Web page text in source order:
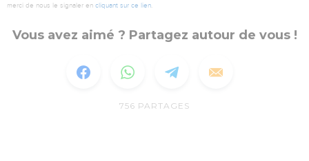
merci de nous le signaler en cliquant sur ce lien
Vous avez aimé ? Partagez autour de vous !
756 PARTAGES